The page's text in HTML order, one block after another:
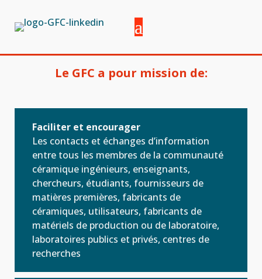
Le GFC a pour mission de:
Faciliter et encourager
Les contacts et échanges d’information
entre tous les membres de la communauté
céramique ingénieurs, enseignants,
chercheurs, étudiants, fournisseurs de
matières premières, fabricants de
céramiques, utilisateurs, fabricants de
matériels de production ou de laboratoire,
laboratoires publics et privés, centres de
recherches